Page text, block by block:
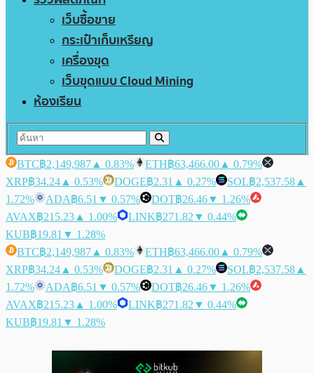
เว็บซื้อขาย
กระเป๋าเก็บเหรียญ
เครื่องขุด
เว็บขุดแบบ Cloud Mining
ห้องเรียน
BTC฿2,149,987 ▲ 0.83% ETH฿63,466.00 ▲ 0.79%
XRP฿34.24 ▲ 0.53% DOGE฿2.31 ▲ 0.27% SOL฿2,537.58 ▲
1.72%
ADA฿6.51 ▼ 0.57% DOT฿26.46▼ 1.26%
AVAX฿215.23 ▲ 1.00% LINK฿271.82 ▼ 0.44%
KUB฿19.81 ▼ 1.28%
BTC฿2,149,987 ▲ 0.83% ETH฿63,466.00 ▲ 0.79%
XRP฿34.24 ▲ 0.53% DOGE฿2.31 ▲ 0.27% SOL฿2,537.58 ▲
1.72%
ADA฿6.51 ▼ 0.57% DOT฿26.46▼ 1.26%
AVAX฿215.23 ▲ 1.00% LINK฿271.82 ▼ 0.44%
KUB฿19.81 ▼ 1.28%